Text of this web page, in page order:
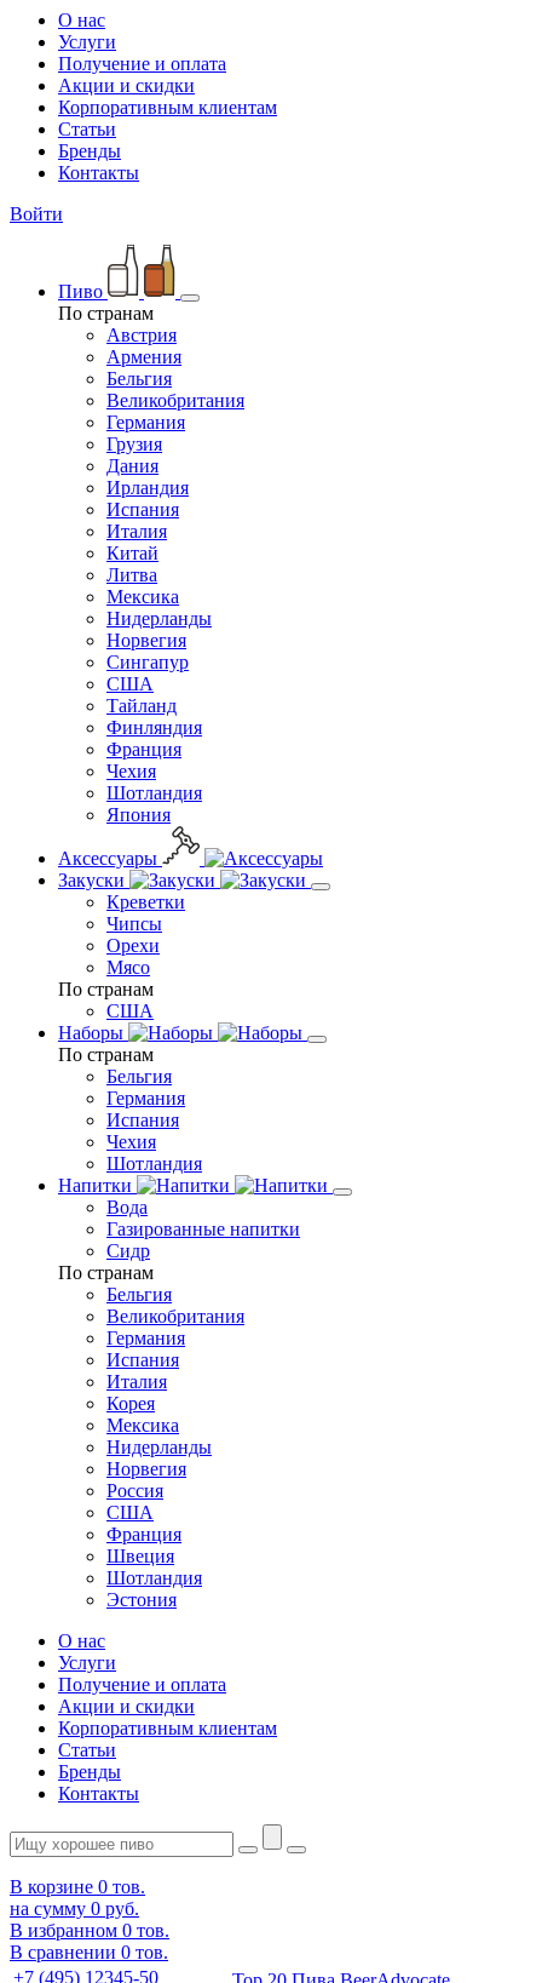
О нас
Услуги
Получение и оплата
Акции и скидки
Корпоративным клиентам
Статьи
Бренды
Контакты
Войти
Пиво
По странам
Австрия
Армения
Бельгия
Великобритания
Германия
Грузия
Дания
Ирландия
Испания
Италия
Китай
Литва
Мексика
Нидерланды
Норвегия
Сингапур
США
Тайланд
Финляндия
Франция
Чехия
Шотландия
Япония
Аксессуары
Закуски
Креветки
Чипсы
Орехи
Мясо
По странам
США
Наборы
По странам
Бельгия
Германия
Испания
Чехия
Шотландия
Напитки
Вода
Газированные напитки
Сидр
По странам
Бельгия
Великобритания
Германия
Испания
Италия
Корея
Мексика
Нидерланды
Норвегия
Россия
США
Франция
Швеция
Шотландия
Эстония
О нас
Услуги
Получение и оплата
Акции и скидки
Корпоративным клиентам
Статьи
Бренды
Контакты
В корзине 0 тов.
на сумму 0 руб.
В избранном 0 тов.
В сравнении 0 тов.
+7 (495) 12345-50